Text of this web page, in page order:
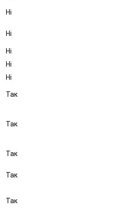
Ні
Ні
Ні
Ні
Ні
Так
Так
Так
Так
Так